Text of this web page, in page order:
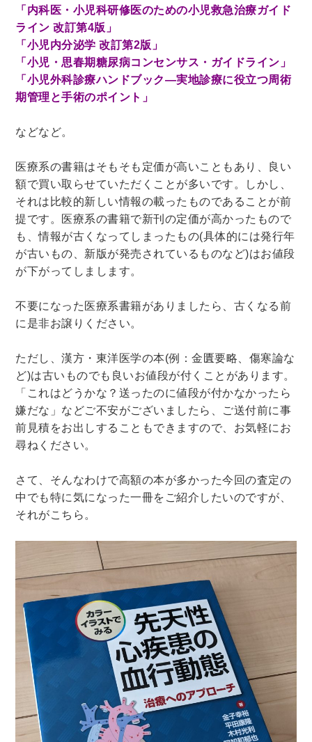
宇宙学・天文学 工学書 数学書
海洋学
物理学
生物・バイオテクノロジー
農学
金属・鉱学
電気・通信
IT・テクノロジー・コンピュータ
エネルギー
他理工書
化学 地球科学・エコロジー
医学書・東洋医学書
精神医学書
臨床医学一般
薬学書
針灸・漢方
リハビリテーション医学
伝統医学・東洋医学
基礎医学
小児科学
整形外科学
暮らしと健康
ガーデニング
クッキング・レシピ本・グルメ
住まい・インテリア
占い
手芸・クラフト
美容・着物・ファッション
趣味・スポーツ
自転車・サイクリング 釣り
キャンプ
他スポーツ
資格検定・辞書辞典
公務員・教員採用試験
語学検定・通訳
語学辞典・辞典
法律・ビジネス・事務資格関連
食品・衛生・福祉
CD・DVD・Blu-ray
CD・DVD
洋書
洋書
「内科医・小児科研修医のための小児救急治療ガイド
ライン 改訂第4版」
「小児内分泌学 改訂第2版」
「小児・思春期糖尿病コンセンサス・ガイドライン」
「小児外科診療ハンドブック―実地診療に役立つ周術
期管理と手術のポイント」
などなど。
医療系の書籍はそもそも定価が高いこともあり、良い
額で買い取らせていただくことが多いです。しかし、
それは比較的新しい情報の載ったものであることが前
提です。医療系の書籍で新刊の定価が高かったもので
も、情報が古くなってしまったもの(具体的には発行年
が古いもの、新版が発売されているものなど)はお値段
が下がってしまします。
不要になった医療系書籍がありましたら、古くなる前
に是非お譲りください。
ただし、漢方・東洋医学の本(例：金匱要略、傷寒論な
ど)は古いものでも良いお値段が付くことがあります。
「これはどうかな？送ったのに値段が付かなかったら
嫌だな」などご不安がございましたら、ご送付前に事
前見積をお出しすることもできますので、お気軽にお
尋ねください。
さて、そんなわけで高額の本が多かった今回の査定の
中でも特に気になった一冊をご紹介したいのですが、
それがこちら。